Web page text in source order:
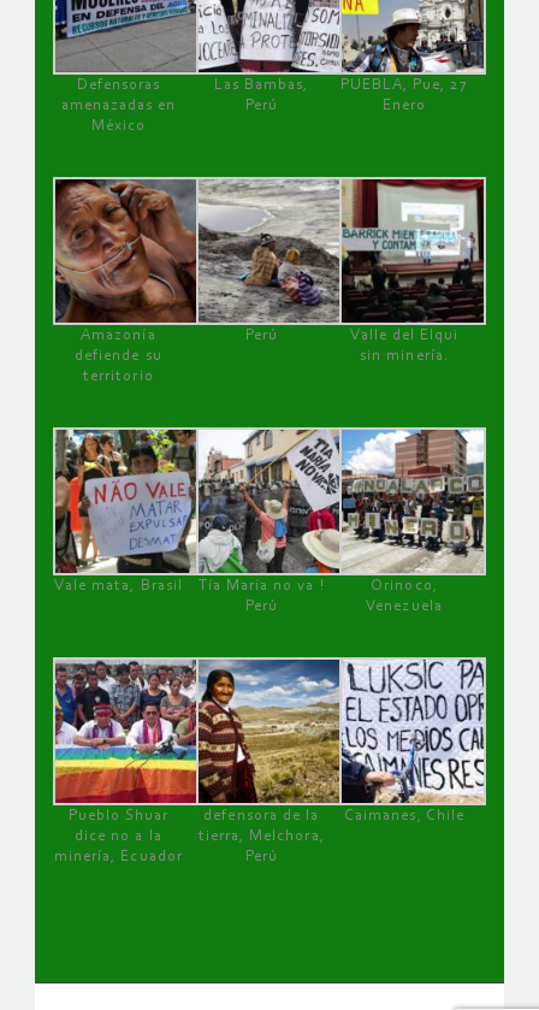
Defensoras
amenazadas en
México
Las Bambas,
Perú
PUEBLA, Pue, 27
Enero
Amazonía
defiende su
territorio
Perú
Valle del Elqui
sin minería.
Vale mata, Brasil
Tía María no va !
Perú
Orinoco,
Venezuela
Pueblo Shuar
dice no a la
minería, Ecuador
defensora de la
tierra, Melchora,
Perú
Caimanes, Chile